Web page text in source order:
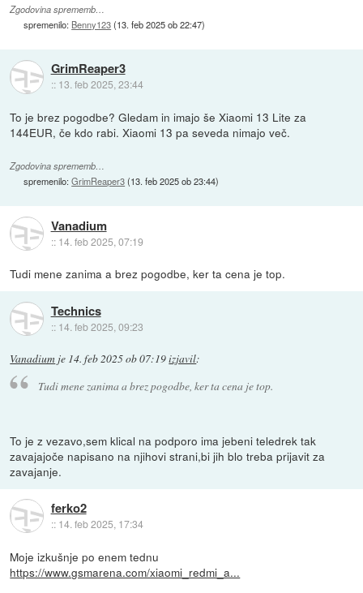
Zgodovina sprememb…
spremenilo: Benny123(13. feb 2025 ob 22:47)
GrimReaper3
:: 13. feb 2025, 23:44
To je brez pogodbe? Gledam in imajo še Xiaomi 13 Lite za
144EUR, če kdo rabi. Xiaomi 13 pa seveda nimajo več.
Zgodovina sprememb…
spremenilo:GrimReaper3(13. feb 2025 ob 23:44)
Vanadium
:: 14. feb 2025, 07:19
Tudi mene zanima a brez pogodbe, ker ta cena je top.
Technics
:: 14. feb 2025, 09:23
Vanadium je 14. feb 2025 ob 07:19izjavil:
Tudi mene zanima a brez pogodbe, ker ta cena je top.
To je z vezavo,sem klical na podporo ima jebeni teledrek tak
zavajajoče napisano na njihovi strani,bi jih blo treba prijavit za
zavajanje.
ferko2
:: 14. feb 2025, 17:34
Moje izkušnje po enem tednu
https://www.gsmarena.com/xiaomi_redmi_a...